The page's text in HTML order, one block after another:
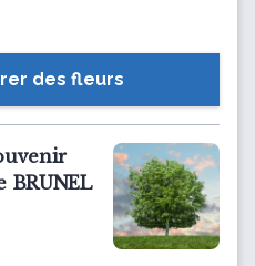
des fleurs
BRUNEL